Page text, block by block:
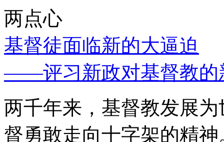
两点心
基督徒面临新的大逼迫
——评习新政对基督教的
两千年来，基督教发展
督勇敢走向十字架的精